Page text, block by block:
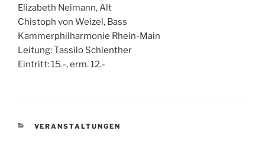
Elizabeth Neimann, Alt
Chistoph von Weizel, Bass
Kammerphilharmonie Rhein-Main
Leitung: Tassilo Schlenther
Eintritt: 15.-, erm. 12.-
KATEGORIEN
VERANSTALTUNGEN